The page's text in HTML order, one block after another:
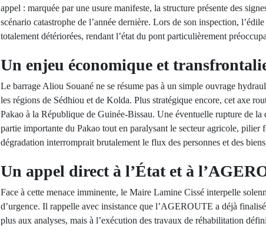
appel : marquée par une usure manifeste, la structure présente des
scénario catastrophe de l’année dernière. Lors de son inspection,
totalement détériorées, rendant l’état du pont particulièrement
Un enjeu économique et
Le barrage Aliou Souané ne se résume pas à un simple ouvrage
les régions de Sédhiou et de Kolda. Plus stratégique encore, cet axe
Pakao à la République de Guinée-Bissau. Une éventuelle rupture de
partie importante du Pakao tout en paralysant le secteur agricole,
dégradation interromprait brutalement le flux des personnes et des
Un appel direct à l’État et à
Face à cette menace imminente, le Maire Lamine Cissé interpelle
d’urgence. Il rappelle avec insistance que l’AGEROUTE a déjà finalisé
plus aux analyses, mais à l’exécution des travaux de réhabilitation